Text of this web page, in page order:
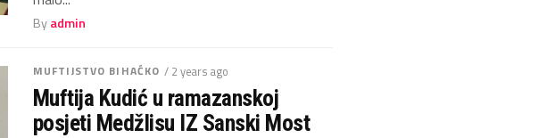
Byadmin
MUFTIJSTVO BIHAĆKO / 2 years ago
Muftija Kudić u ramazanskoj
posjeti Medžlisu IZ Sanski Most